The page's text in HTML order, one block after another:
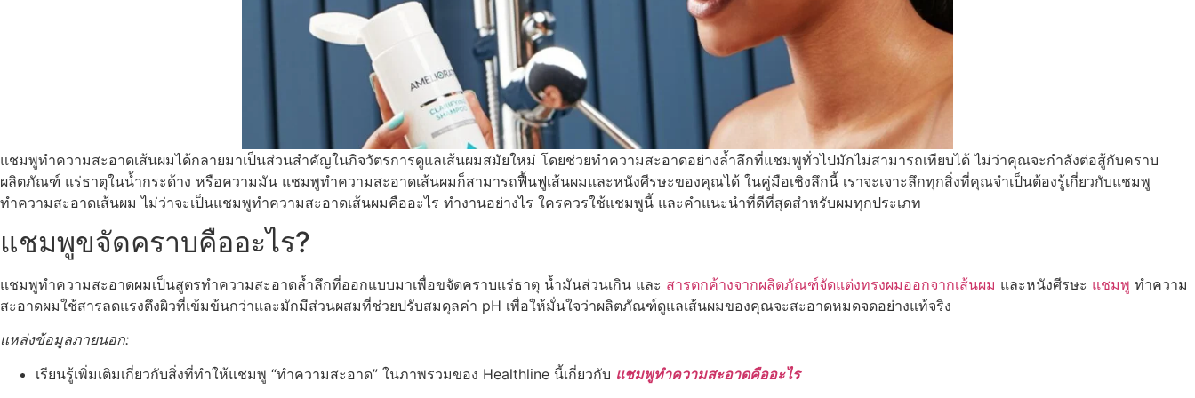
แชมพูทำความสะอาดเส้นผมได้กลายมาเป็นส่วนสำคัญในกิจวัตรการดูแลเส้นผมสมัยใหม่ โดยช่วยทำความสะอาดอย่างล้ำลึกที่แชมพูทั่วไปมักไม่สามารถเทียบได้ ไม่ว่าคุณจะกำลังต่อสู้กับคราบ
ผลิตภัณฑ์ แร่ธาตุในน้ำกระด้าง หรือความมัน แชมพูทำความสะอาดเส้นผมก็สามารถฟื้นฟูเส้นผมและหนังศีรษะของคุณได้ ในคู่มือเชิงลึกนี้ เราจะเจาะลึกทุกสิ่งที่คุณจำเป็นต้องรู้เกี่ยวกับแชมพู
ทำความสะอาดเส้นผม ไม่ว่าจะเป็นแชมพูทำความสะอาดเส้นผมคืออะไร ทำงานอย่างไร ใครควรใช้แชมพูนี้ และคำแนะนำที่ดีที่สุดสำหรับผมทุกประเภท
แชมพูขจัดคราบคืออะไร?
แชมพูทำความสะอาดผมเป็นสูตรทำความสะอาดล้ำลึกที่ออกแบบมาเพื่อขจัดคราบแร่ธาตุ น้ำมันส่วนเกิน และ สารตกค้างจากผลิตภัณฑ์จัดแต่งทรงผมออกจากเส้นผม และหนังศีรษะ แชมพู ทำความ
สะอาดผมใช้สารลดแรงตึงผิวที่เข้มข้นกว่าและมักมีส่วนผสมที่ช่วยปรับสมดุลค่า pH เพื่อให้มั่นใจว่าผลิตภัณฑ์ดูแลเส้นผมของคุณจะสะอาดหมดจดอย่างแท้จริง
แหล่งข้อมูลภายนอก:
เรียนรู้เพิ่มเติมเกี่ยวกับสิ่งที่ทำให้แชมพู “ทำความสะอาด” ในภาพรวมของ Healthline นี้เกี่ยวกับ แชมพูทำความสะอาดคืออะไร